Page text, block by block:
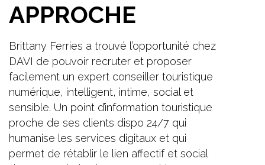
APPROCHE
Brittany Ferries a trouvé l’opportunité chez
DAVI de pouvoir recruter et proposer
facilement un expert conseiller touristique
numérique, intelligent, intime, social et
sensible. Un point d’information touristique
proche de ses clients dispo 24/7 qui
humanise les services digitaux et qui
permet de rétablir le lien affectif et social